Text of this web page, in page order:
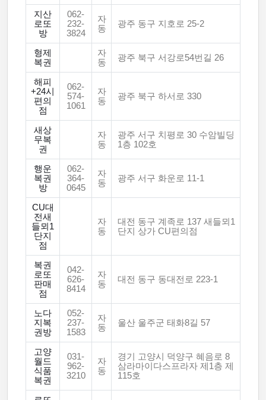
지산
로또
방
062-
232-
3824
자
동
광주 동구 지호로 25-2
형제
복권
자
동
광주 북구 서강로54번길 26
해피
+24시
편의
점
062-
574-
1061
자
동
광주 북구 하서로 330
새상
무복
권
자
동
광주 서구 치평로 30 수암빌딩
1층 102호
행운
복권
방
062-
364-
0645
자
동
광주 서구 화운로 11-1
CU대
전새
들뫼1
단지
점
자
동
대전 동구 계족로 137 새들뫼1
단지 상가 CU편의점
복권
로또
판매
점
042-
626-
8414
자
동
대전 동구 동대전로 223-1
노다
지복
권방
052-
237-
1583
자
동
울산 울주군 태화8길 57
고양
월드
식품
복권
031-
962-
3210
자
동
경기 고양시 덕양구 혜음로 8
삼라마이다스프라자 제1층 제
115호